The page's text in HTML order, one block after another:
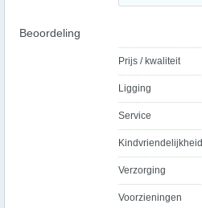
Beoordeling
Prijs / kwaliteit
Ligging
Service
Kindvriendelijkheid
Verzorging
Voorzieningen